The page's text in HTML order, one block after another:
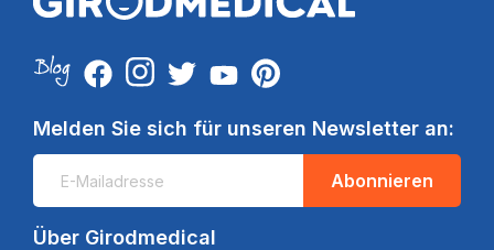
Melden Sie sich für unseren Newsletter an:
Abonnieren
Über Girodmedical